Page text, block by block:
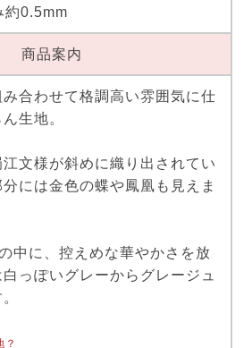
約0.5mm
商品案内
合わせて格調高い雰囲気に仕
生地。
文様が斜めに織り出されてい
には金色の蝶や鳳凰も見えま
中に、控えめな華やかさを放
っぽいグレーからグレージュ
？